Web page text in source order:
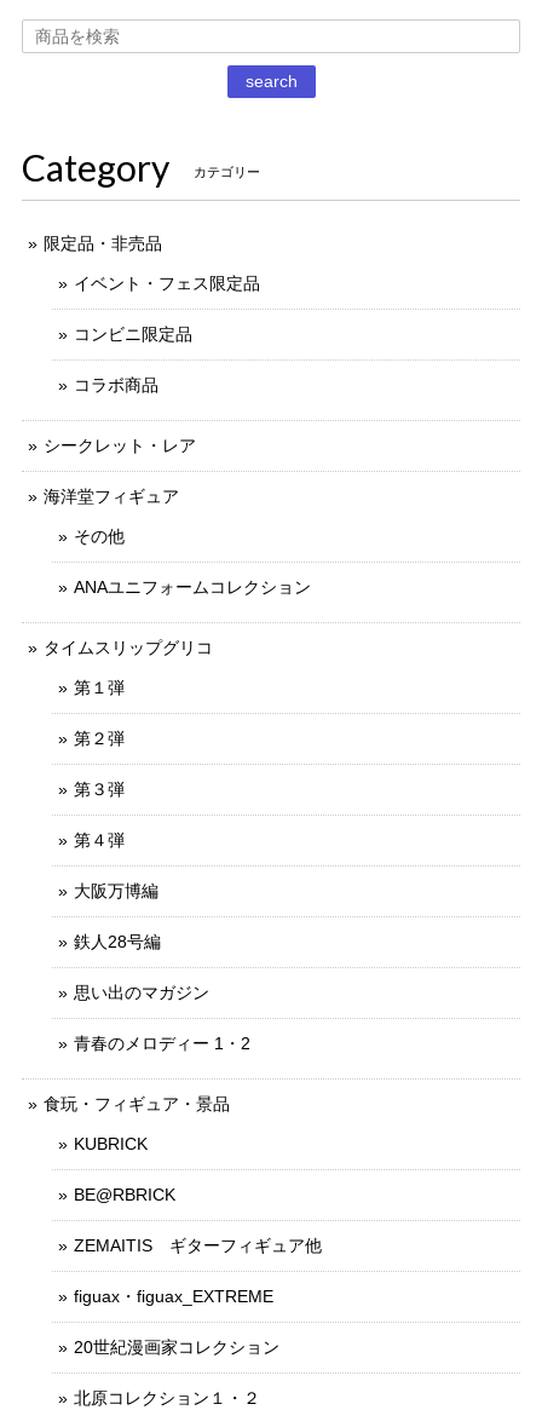
丁寧な梱包で本日受け取りました。 だるまストーブ探してた
のでとても嬉しいです 扇風機もブタの蚊取り線香も可愛いで
search
Category カテゴリー
限定品・非売品
イベント・フェス限定品
コンビニ限定品
コラボ商品
シークレット・レア
海洋堂フィギュア
その他
ANAユニフォームコレクション
タイムスリップグリコ
第１弾
第２弾
第３弾
第４弾
大阪万博編
鉄人28号編
思い出のマガジン
青春のメロディー 1・2
食玩・フィギュア・景品
KUBRICK
BE@RBRICK
ZEMAITIS ギターフィギュア他
figuax・figuax_EXTREME
20世紀漫画家コレクション
北原コレクション１・２